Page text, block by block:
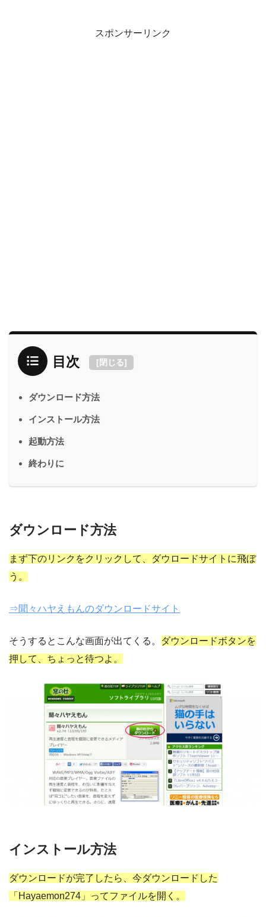
スポンサーリンク
目次 [閉じる]
ダウンロード方法
インストール方法
起動方法
終わりに
ダウンロード方法
まず下のリンクをクリックして、ダウロードサイトに飛ぼ
う。
⇒聞々ハヤえもんのダウンロードサイト
そうするとこんな画面が出てくる。
ダウンロードボタンを
押して、ちょっと待つよ。
インストール方法
ダウンロードが完了したら、今ダウンロードした
「Hayaemon274」ってファイルを開く。